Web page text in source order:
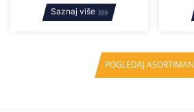
Saznaj više
POGLEDAJ ASORTIMAN